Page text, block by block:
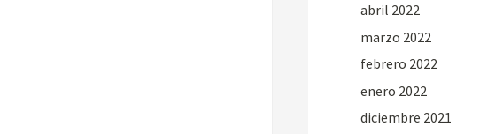
abril 2022
marzo 2022
febrero 2022
enero 2022
diciembre 2021